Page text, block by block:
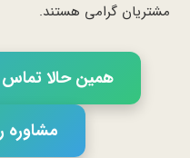
مشتریان گرامی هستند.
همین حالا تماس بگیرید:
مشاوره